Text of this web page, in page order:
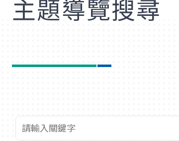
主題導覽搜尋
查詢關鍵字